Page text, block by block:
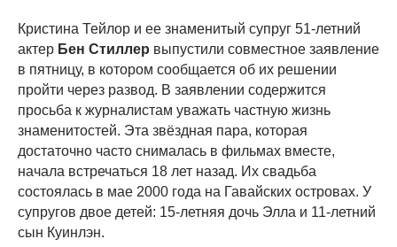
Кристина Тейлор и ее знаменитый супруг 51-летний
актер Бен Стиллер выпустили совместное заявление
в пятницу, в котором сообщается об их решении
пройти через развод. В заявлении содержится
просьба к журналистам уважать частную жизнь
знаменитостей. Эта звёздная пара, которая
достаточно часто снималась в фильмах вместе,
начала встречаться 18 лет назад. Их свадьба
состоялась в мае 2000 года на Гавайских островах. У
супругов двое детей: 15-летняя дочь Элла и 11-летний
сын Куинлэн.